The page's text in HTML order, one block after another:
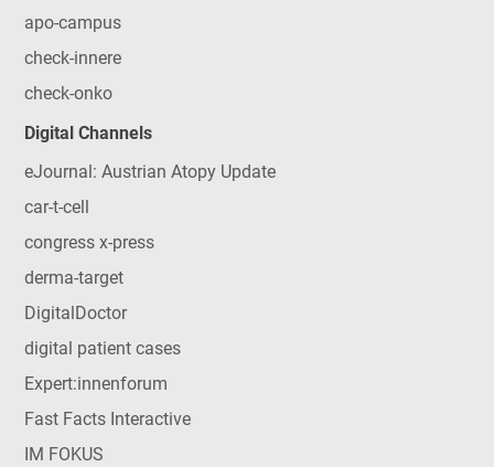
apo-campus
check-innere
check-onko
Digital Channels
eJournal: Austrian Atopy Update
car-t-cell
congress x-press
derma-target
DigitalDoctor
digital patient cases
Expert:innenforum
Fast Facts Interactive
IM FOKUS